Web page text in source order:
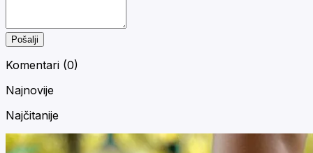
Pošalji
Komentari (0)
Najnovije
Najčitanije